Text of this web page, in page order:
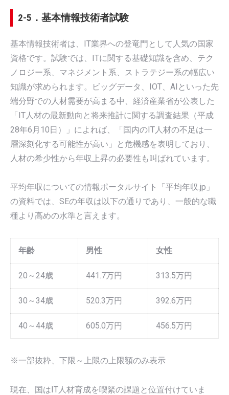
2-5．基本情報技術者試験
基本情報技術者は、IT業界への登竜門として人気の国家
資格です。試験では、ITに関する基礎知識を含め、テク
ノロジー系、マネジメント系、ストラテジー系の幅広い
知識が求められます。ビッグデータ、IOT、AIといった先
端分野での人材需要が高まる中、経済産業省が公表した
「IT人材の最新動向と将来推計に関する調査結果（平成
28年6月10日）」によれば、「国内のIT人材の不足は一
層深刻化する可能性が高い」と危機感を表明しており、
人材の希少性から年収上昇の必要性も叫ばれています。
平均年収についての情報ポータルサイト「平均年収.jp」
の資料では、SEの年収は以下の通りであり、一般的な職
種より高めの水準と言えます。
年齢 男性 女性
20～24歳 441.7万円 313.5万円
30～34歳 520.3万円 392.6万円
40～44歳 605.0万円 456.5万円
※一部抜粋、下限～上限の上限額のみ表示
現在、国はIT人材育成を喫緊の課題と位置付けていま